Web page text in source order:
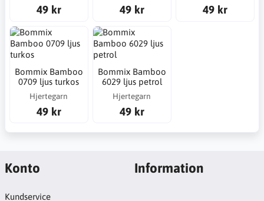
49 kr 49 kr 49 kr
Bommix Bamboo
0709 ljus turkos
Hjertegarn
49 kr
Bommix Bamboo
6029 ljus petrol
Hjertegarn
49 kr
Konto
Kundservice
Information